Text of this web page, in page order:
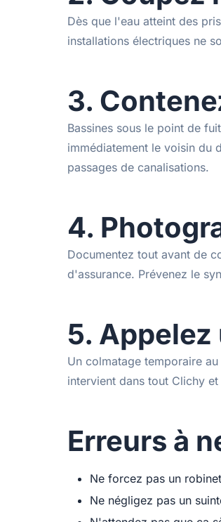
Dès que l'eau atteint des
installations électriques ne
3.
Bassines sous le point de
immédiatement le voisin du
passages de canalisations.
4.
Documentez tout avant de
d'assurance. Prévenez le
5.
Un colmatage temporaire
intervient dans tout Clichy
Erreurs à
Ne forcez pas un
Ne négligez pas un